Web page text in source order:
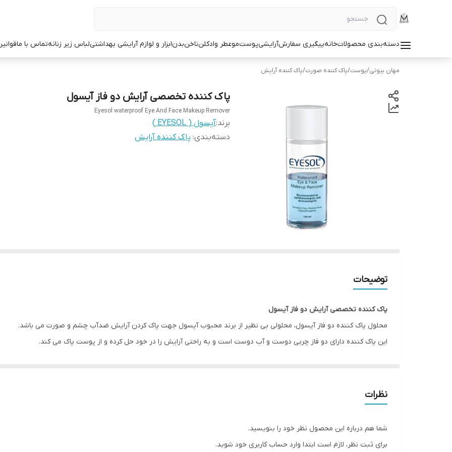
دسته‌بندی محصولاتخانهپیگیری سفارشآرایشیپوستموعطر وادکلنناخنبدنابزار و لوازم آرایشی بهداشتیلباس زیر زنانهتماس با ما
مهان بیوتی/پوست/پاک کننده صورت/پاک کننده آرایش
پاک کننده تخصصی آرایش دو فاز آیسول
Eyesol waterproof Eye And Face Makeup Remover
برند:آیسول ( EYESOL )
دسته‌بندی: پاک کننده آرایش
توضیحات
پاک کننده تخصصی آرایش دو فاز آیسول
محلول پاک کننده دو فاز آیسول، محلولی بی نظیر از برند محبوب آیسول جهت پاک کردن آرایش ضدآب چشم و صورت می باشد.
این پاک کننده دارای دو فاز چربی دوست و آب دوست است و به راحتی آرایش را در خود حل کرده و از پوست پاک می کند.
این پاک کننده در حین استفاده رطوبت کافی را به پوست می رساند و به هیچ عنوان پوست را خشک نمی کند.
تمامی افراد با دور چشم حساس یا افرادی که از لنز های تماسی استفاده می کنند می توانند از این پاک کننده استفاده نمایند.
نظرات
شما هم درباره این محصول نظر خود را بنویسید.
برای ثبت نظر، لازم است ابتدا وارد حساب کاربری خود شوید.